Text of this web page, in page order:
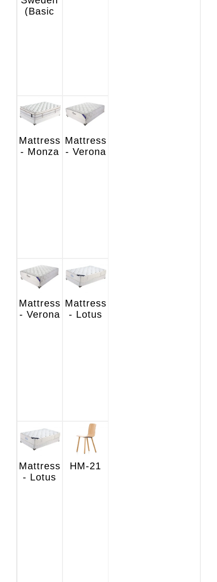
(Basic
Mattress
- Monza
Mattress
- Verona
Mattress
- Verona
Mattress
- Lotus
Mattress
- Lotus
HM-21